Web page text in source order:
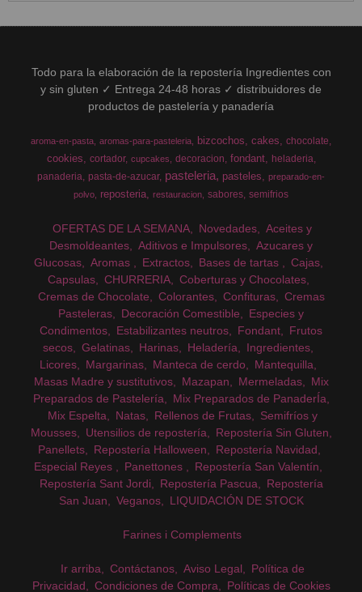
Todo para la elaboración de la repostería Ingredientes con
y sin gluten ✓ Entrega 24-48 horas ✓ distribuidores de
productos de pastelería y panadería
aroma-en-pasta aromas-para-pasteleria bizcochos cakes chocolate
cookies cortador cupcakes decoracion fondant
heladeria
panaderia pasta-de-azucar pasteleria pasteles
preparado-en-
polvo
reposteria restauracion sabores semifrios
OFERTAS DE LA SEMANA Novedades
Aceites y
Desmoldeantes
Aditivos e Impulsores
Azucares y
Glucosas
Aromas Extractos Bases de tartas
Cajas
Capsulas
CHURRERIA
Coberturas y Chocolates
Cremas de Chocolate
Colorantes Confituras
Cremas
Pasteleras
Decoración Comestible
Especies y
Condimentos
Estabilizantes neutros Fondant
Frutos
secos
Gelatinas Harinas Heladería
Ingredientes
Licores
Margarinas Manteca de cerdo
Mantequilla
Masas Madre y sustitutivos
Mazapan Mermeladas
Mix
Preparados de Pastelería
Mix Preparados de PanaderÍa
Mix Espelta
Natas Rellenos de Frutas
Semifríos y
Mousses
Utensilios de repostería
Repostería Sin Gluten
Panellets
Repostería Halloween
Repostería Navidad
Especial Reyes
Panettones
Repostería San Valentín
Repostería Sant Jordi
Repostería Pascua
Repostería
San Juan
Veganos LIQUIDACIÓN DE STOCK
Farines i Complements
Ir arriba Contáctanos Aviso Legal
Política de
Privacidad
Condiciones de Compra Políticas de Cookies